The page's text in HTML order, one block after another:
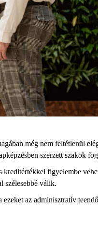
még nem feltétlenül
szerzett szakok
figyelembe
szélesebbé válik.
az adminisztratív